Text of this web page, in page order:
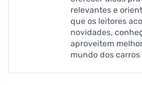
relevantes e
que os leitores
novidades,
aproveitem
mundo dos